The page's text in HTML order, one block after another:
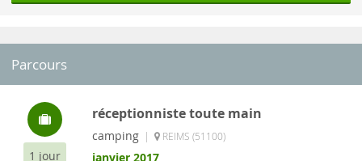
Parcours
1 jour
réceptionniste toute main
camping | REIMS (51100)
janvier 2017